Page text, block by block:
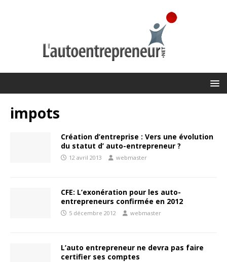
impots
Création d’entreprise : Vers une évolution
du statut d’ auto-entrepreneur ?
12 avril 2013 webmaster
CFE: L’exonération pour les auto-
entrepreneurs confirmée en 2012
5 décembre 2012 webmaster
L’auto entrepreneur ne devra pas faire
certifier ses comptes